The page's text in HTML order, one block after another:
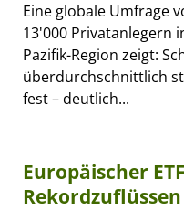
Eine globale Umfrage
13'000 Privatanlegern
Pazifik-Region zeigt:
überdurchschnittlich
fest – deutlich...
Europäischer